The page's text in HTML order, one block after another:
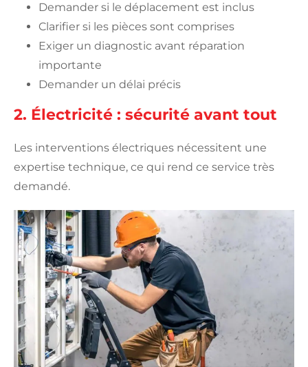
Demander si le déplacement est inclus
Clarifier si les pièces sont comprises
Exiger un diagnostic avant réparation
importante
Demander un délai précis
2. Électricité : sécurité avant tout
Les interventions électriques nécessitent une
expertise technique, ce qui rend ce service très
demandé.